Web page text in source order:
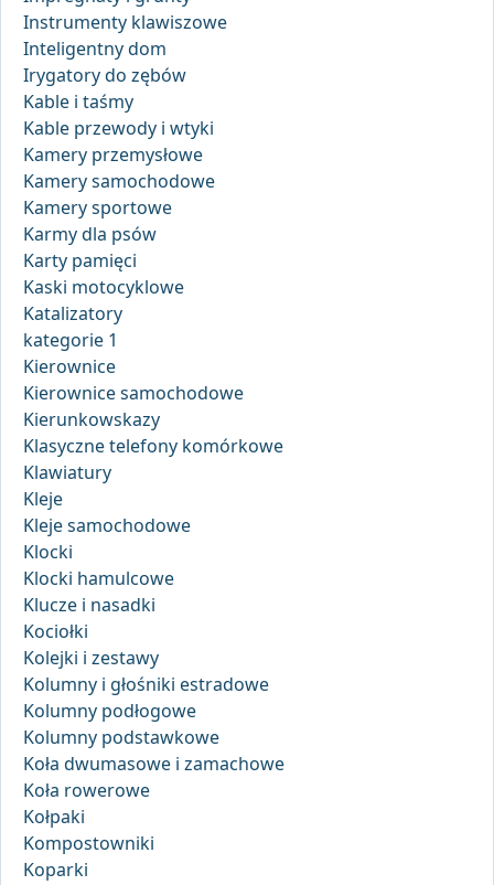
Instrumenty klawiszowe
Inteligentny dom
Irygatory do zębów
Kable i taśmy
Kable przewody i wtyki
Kamery przemysłowe
Kamery samochodowe
Kamery sportowe
Karmy dla psów
Karty pamięci
Kaski motocyklowe
Katalizatory
kategorie 1
Kierownice
Kierownice samochodowe
Kierunkowskazy
Klasyczne telefony komórkowe
Klawiatury
Kleje
Kleje samochodowe
Klocki
Klocki hamulcowe
Klucze i nasadki
Kociołki
Kolejki i zestawy
Kolumny i głośniki estradowe
Kolumny podłogowe
Kolumny podstawkowe
Koła dwumasowe i zamachowe
Koła rowerowe
Kołpaki
Kompostowniki
Koparki